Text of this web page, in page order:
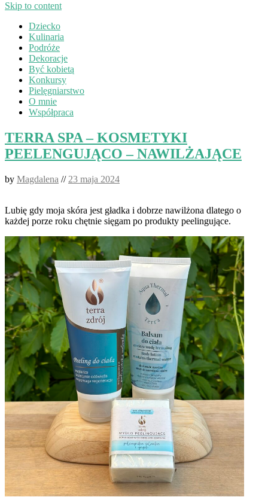
Skip to content
Dziecko
Kulinaria
Podróże
Dekoracje
Być kobietą
Konkursy
Pielęgniarstwo
O mnie
Współpraca
TERRA SPA – KOSMETYKI
PEELENGUJĄCO – NAWILŻAJĄCE
by Magdalena // 23 maja 2024
Lubię gdy moja skóra jest gładka i dobrze nawilżona dlatego o
każdej porze roku chętnie sięgam po produkty peelingujące.